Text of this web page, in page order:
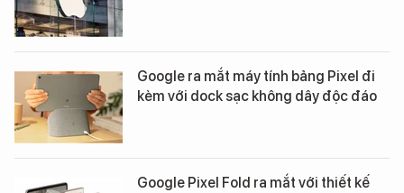
Google ra mắt máy tính bảng Pixel đi
kèm với dock sạc không dây độc đáo
Google Pixel Fold ra mắt với thiết kế